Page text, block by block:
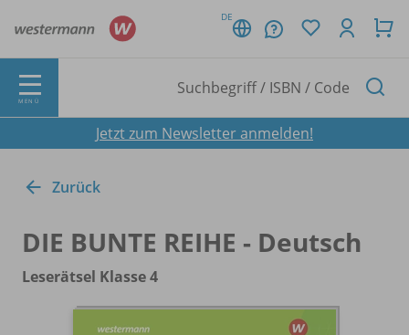
DE
MENÜ
Jetzt zum Newsletter anmelden!
Zurück
DIE BUNTE REIHE - Deutsch
Leserätsel Klasse 4